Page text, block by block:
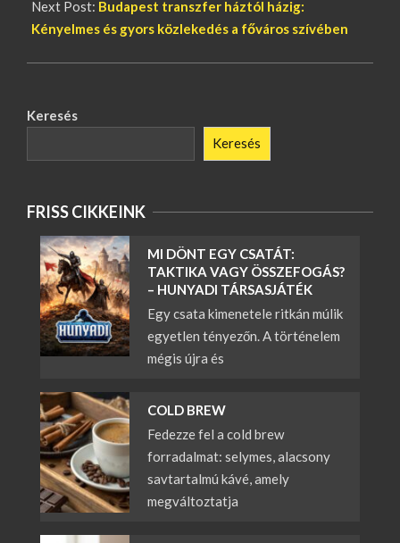
Next Post: Budapest transzfer háztól házig:
Kényelmes és gyors közlekedés a főváros szívében
Keresés
Keresés
FRISS CIKKEINK
MI DÖNT EGY CSATÁT:
TAKTIKA VAGY ÖSSZEFOGÁS?
– HUNYADI TÁRSASJÁTÉK
Egy csata kimenetele ritkán múlik
egyetlen tényezőn. A történelem
mégis újra és
COLD BREW
Fedezze fel a cold brew
forradalmat: selymes, alacsony
savtartalmú kávé, amely
megváltoztatja